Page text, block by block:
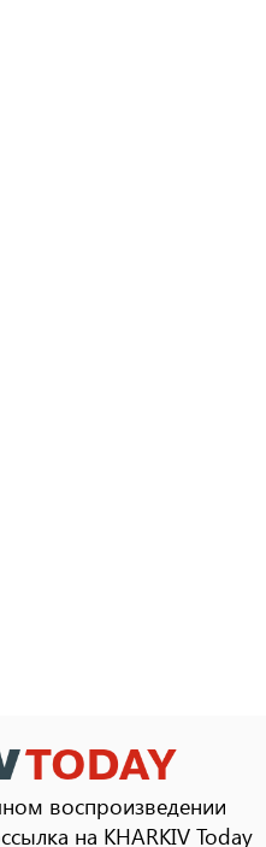
воспроизведении
на KHARKIV Today